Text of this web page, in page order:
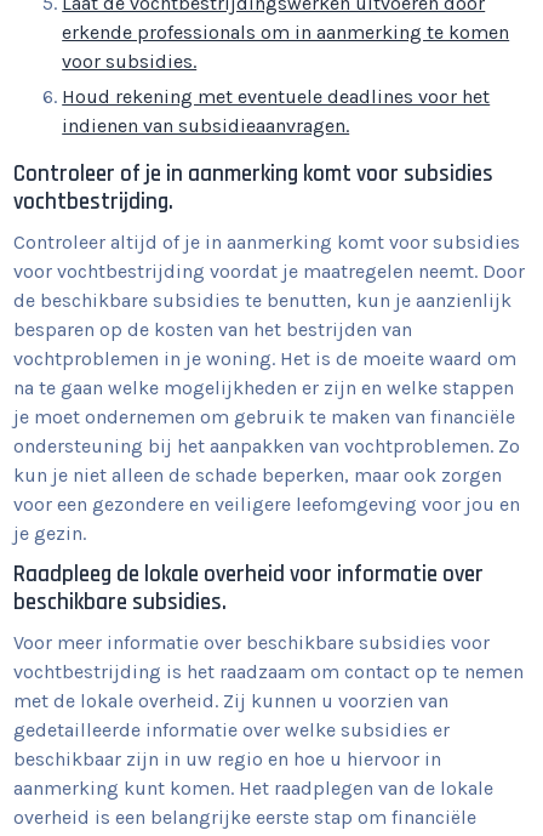
erkende professionals om in aanmerking te komen
voor subsidies.
Houd rekening met eventuele deadlines voor het
indienen van subsidieaanvragen.
Controleer of je in aanmerking komt voor subsidies
vochtbestrijding.
Controleer altijd of je in aanmerking komt voor subsidies
voor vochtbestrijding voordat je maatregelen neemt. Door
de beschikbare subsidies te benutten, kun je aanzienlijk
besparen op de kosten van het bestrijden van
vochtproblemen in je woning. Het is de moeite waard om
na te gaan welke mogelijkheden er zijn en welke stappen
je moet ondernemen om gebruik te maken van financiële
ondersteuning bij het aanpakken van vochtproblemen. Zo
kun je niet alleen de schade beperken, maar ook zorgen
voor een gezondere en veiligere leefomgeving voor jou en
je gezin.
Raadpleeg de lokale overheid voor informatie over
beschikbare subsidies.
Voor meer informatie over beschikbare subsidies voor
vochtbestrijding is het raadzaam om contact op te nemen
met de lokale overheid. Zij kunnen u voorzien van
gedetailleerde informatie over welke subsidies er
beschikbaar zijn in uw regio en hoe u hiervoor in
aanmerking kunt komen. Het raadplegen van de lokale
overheid is een belangrijke eerste stap om financiële